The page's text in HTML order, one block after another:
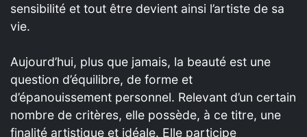
sensibilité et tout être devient ainsi l’artiste de sa
vie.
Aujourd’hui, plus que jamais, la beauté est une
question d’équilibre, de forme et
d’épanouissement personnel. Relevant d’un certain
nombre de critères, elle possède, à ce titre, une
finalité artistique et idéale. Elle participe